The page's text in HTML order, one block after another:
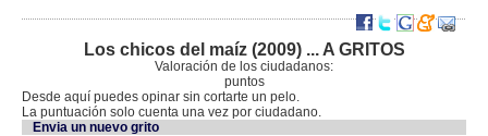
Los chicos del maíz (2009) ... A GRITOS
Valoración de los ciudadanos:
puntos
Desde aquí puedes opinar sin cortarte un pelo.
La puntuación solo cuenta una vez por ciudadano.
Envia un nuevo grito